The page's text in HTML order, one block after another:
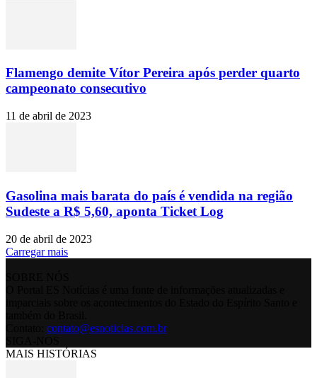
Flamengo demite Vítor Pereira após perder quarto
campeonato consecutivo
11 de abril de 2023
Gasolina mais barata do país é vendida na região
Sudeste a R$ 5,60, aponta Ticket Log
20 de abril de 2023
Carregar mais
contato@esnoticias.com.br
MAIS HISTÓRIAS